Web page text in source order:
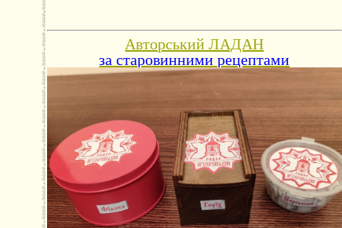
Авторський ЛАДАН
за старовинними рецептами